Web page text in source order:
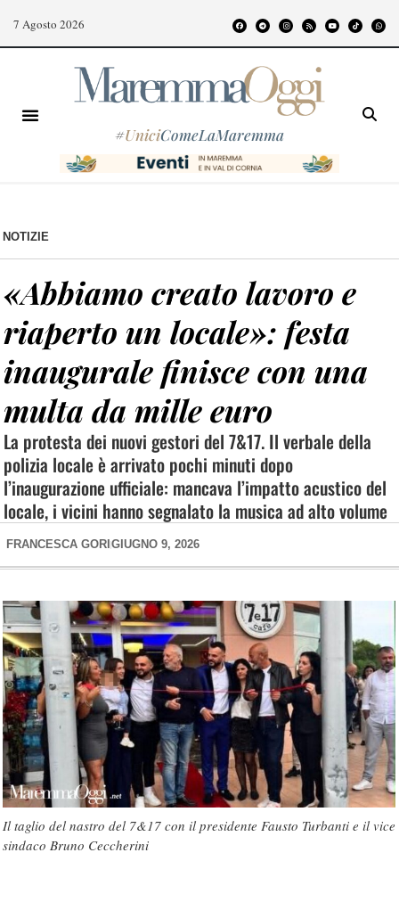
7 Agosto 2026
#UniciComeLaMaremma
NOTIZIE
«Abbiamo creato lavoro e
riaperto un locale»: festa
inaugurale finisce con una
multa da mille euro
La protesta dei nuovi gestori del 7&17. Il verbale della
polizia locale è arrivato pochi minuti dopo
l’inaugurazione ufficiale: mancava l’impatto acustico del
locale, i vicini hanno segnalato la musica ad alto volume
FRANCESCA GORI GIUGNO 9, 2026
Il taglio del nastro del 7&17 con il presidente Fausto Turbanti e il vice
sindaco Bruno Ceccherini